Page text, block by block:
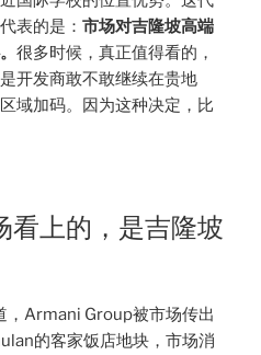
表的是： 市场对吉隆坡高端
很多时候，真正值得看的，
开发商敢不敢继续在贵地
域加码。因为这种决定，比
看上的，是吉隆坡
，Armani Group被市场传出
的客家饭店地块，市场消